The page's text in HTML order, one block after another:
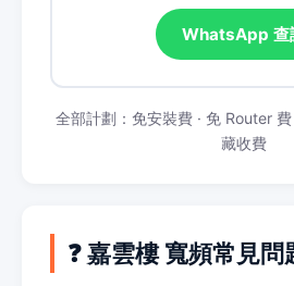
WhatsApp 查
全部計劃：免安裝費 · 免 Router
藏收費
❓ 嘉雲樓 寬頻常見問